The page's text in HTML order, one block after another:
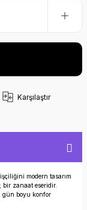
Karşılaştır
modern tasarım
bir zanaat eseridir.
gün boyu konfor